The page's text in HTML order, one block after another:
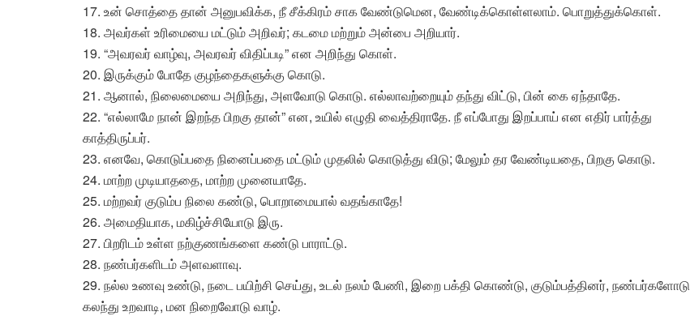
17. உன் சொத்தை தான் அனுபவிக்க, நீ சீக்கிரம் சாக வேண்டுமென, வேண்டிக்கொள்ளலாம். பொறுத்துக்கொள்.
18. அவர்கள் உரிமையை மட்டும் அறிவர்; கடமை மற்றும் அன்பை அறியார்.
19. “அவரவர் வாழ்வு, அவரவர் விதிப்படி” என அறிந்து கொள்.
20. இருக்கும் போதே குழந்தைகளுக்கு கொடு.
21. ஆனால், நிலைமையை அறிந்து, அளவோடு கொடு. எல்லாவற்றையும் தந்து விட்டு, பின் கை ஏந்தாதே.
22. “எல்லாமே நான் இறந்த பிறகு தான்” என, உயில் எழுதி வைத்திராதே. நீ எப்போது இறப்பாய் என எதிர் பார்த்து
காத்திருப்பர்.
23. எனவே, கொடுப்பதை நினைப்பதை மட்டும் முதலில் கொடுத்து விடு; மேலும் தர வேண்டியதை, பிறகு கொடு.
24. மாற்ற முடியாததை, மாற்ற முனையாதே.
25. மற்றவர் குடும்ப நிலை கண்டு, பொறாமையால் வதங்காதே!
26. அமைதியாக, மகிழ்ச்சியோடு இரு.
27. பிறரிடம் உள்ள நற்குணங்களை கண்டு பாராட்டு.
28. நண்பர்களிடம் அளவளாவு.
29. நல்ல உணவு உண்டு, நடை பயிற்சி செய்து, உடல் நலம் பேணி, இறை பக்தி கொண்டு, குடும்பத்தினர், நண்பர்களோடு
கலந்து உறவாடி, மன நிறைவோடு வாழ்.